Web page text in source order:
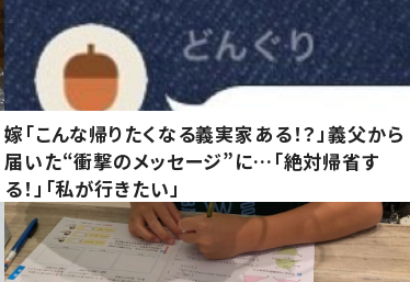
嫁「こんな帰りたくなる義実家ある！？」義父から
届いた“衝撃のメッセージ”に…「絶対帰省す
る！」「私が行きたい」